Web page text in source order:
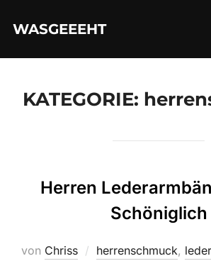
InhaltWASGEEEHT
KATEGORIE:
Herren
Schöniglich
von Chriss herrenschmuck,